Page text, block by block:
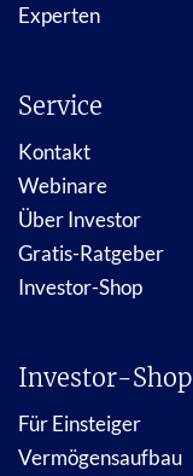
Experten
Service
Kontakt
Webinare
Über Investor
Gratis-Ratgeber
Investor-Shop
Investor-Shop
Für Einsteiger
Vermögensaufbau